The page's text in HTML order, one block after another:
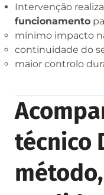
Intervenção
funcionamento
mínimo impacto
continuidade do
maior controlo
técnico